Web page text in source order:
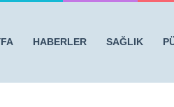
HABERLER SAĞLIK